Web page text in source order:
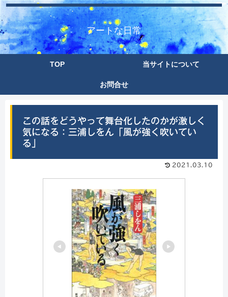
アートな日常
TOP 当サイトについて
お問合せ
この話をどうやって舞台化したのかが激しく
気になる：三浦しをん「風が強く吹いてい
る」
2021.03.10